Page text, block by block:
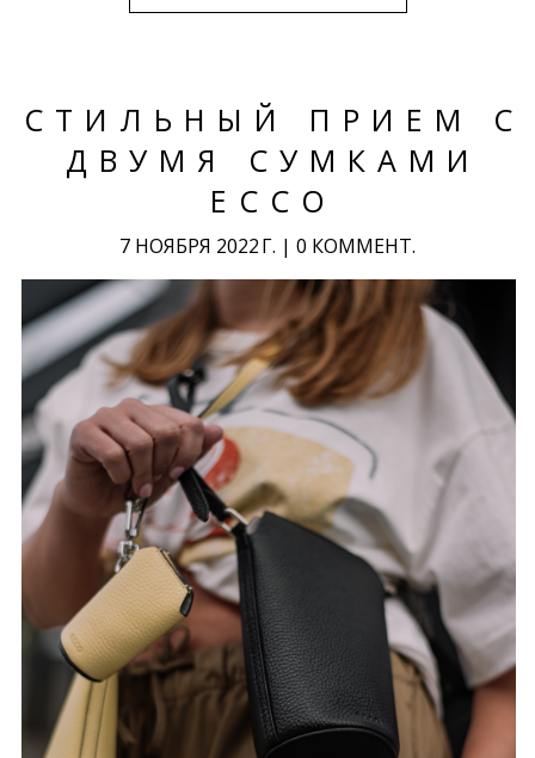
СТИЛЬНЫЙ ПРИЕМ С
ДВУМЯ СУМКАМИ
ECCO
7 НОЯБРЯ 2022 Г. | 0 КОММЕНТ.